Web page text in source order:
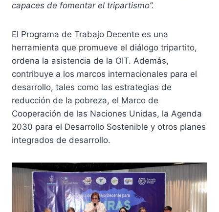
capaces de fomentar el tripartismo”.
El Programa de Trabajo Decente es una
herramienta que promueve el diálogo tripartito,
ordena la asistencia de la OIT. Además,
contribuye a los marcos internacionales para el
desarrollo, tales como las estrategias de
reducción de la pobreza, el Marco de
Cooperación de las Naciones Unidas, la Agenda
2030 para el Desarrollo Sostenible y otros planes
integrados de desarrollo.